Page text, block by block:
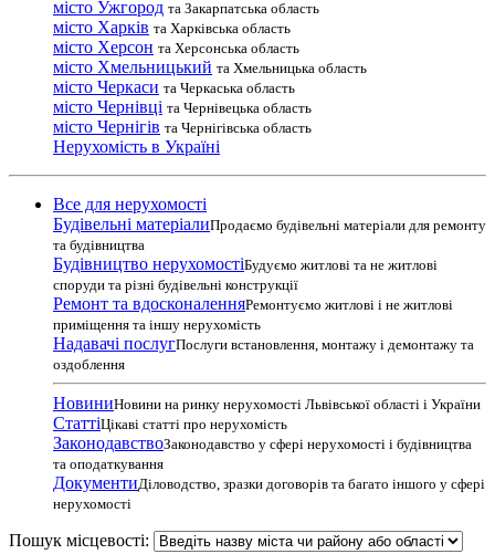
місто Ужгород та Закарпатська область
місто Харків та Харківська область
місто Херсон та Херсонська область
місто Хмельницький та Хмельницька область
місто Черкаси та Черкаська область
місто Чернівці та Чернівецька область
місто Чернігів та Чернігівська область
Нерухомість в Україні
Все для нерухомості
Будівельні матеріалиПродаємо будівельні матеріали для ремонту
та будівництва
Будівництво нерухомостіБудуємо житлові та не житлові
споруди та різні будівельні конструкції
Ремонт та вдосконаленняРемонтуємо житлові і не житлові
приміщення та іншу нерухомість
Надавачі послугПослуги встановлення, монтажу і демонтажу та
оздоблення
НовиниНовини на ринку нерухомості Львівської області і України
СтаттіЦікаві статті про нерухомість
ЗаконодавствоЗаконодавство у сфері нерухомості і будівництва
та оподаткування
ДокументиДіловодство, зразки договорів та багато іншого у сфері
нерухомості
Пошук місцевості: